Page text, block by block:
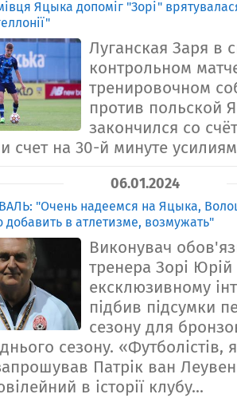
Яцыка допоміг "Зорі"
Луганская Заря в
контрольном
тренировочном
против польской
закончился со
счет на 30-й минуте
06.01.2024
"Очень надеемся на Яцыка,
в атлетизме, возмужать"
Виконувач
тренера Зорі
ексклюзивному
підбив підсумки
сезону для
сезону. «Футболістів,
Патрік ван
в історії клубу...